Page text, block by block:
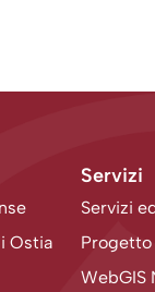
Ostia
Servizi
Servizi
Progetto
WebGIS